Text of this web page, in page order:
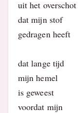
uit het overschot
dat mijn stof
gedragen heeft
dat lange tijd
mijn hemel
is geweest
voordat mijn